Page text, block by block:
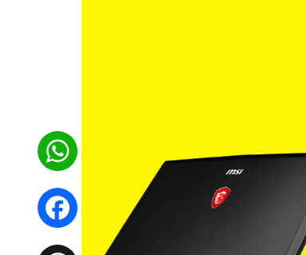
WhatsApp
Facebook